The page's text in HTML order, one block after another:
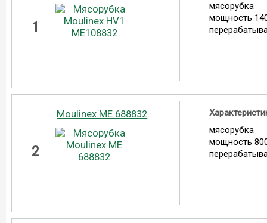
1
мясорубка
мощность
2
Moulinex ME 688832
мясорубка
мощность